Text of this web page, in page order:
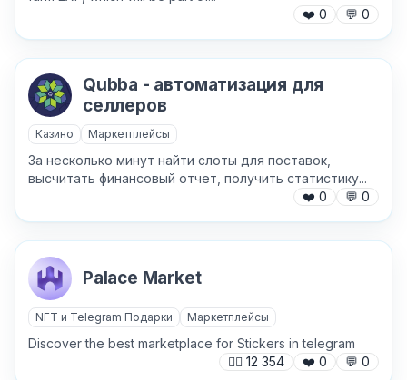
Отправить
❤️ 0 💬 0
Qubba - автоматизация для
селлеров
Казино Маркетплейсы
За несколько минут найти слоты для поставок,
высчитать финансовый отчет, получить статистику...
❤️ 0 💬 0
Palace Market
NFT и Telegram Подарки Маркетплейсы
Discover the best marketplace for Stickers in telegram
🙍‍♂️ 12 354 ❤️ 0 💬 0